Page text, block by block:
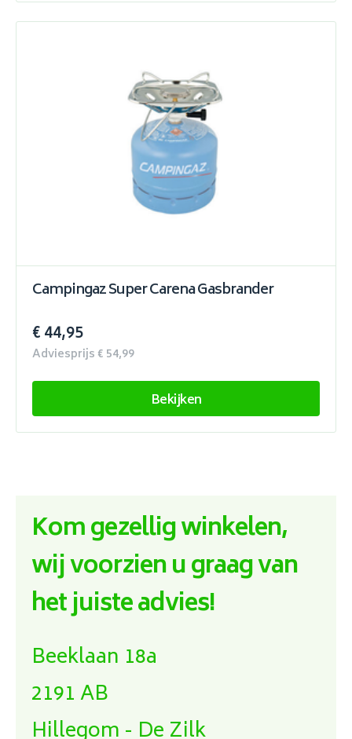
Campingaz Super Carena Gasbrander
€ 44,95
Adviesprijs € 54,99
Bekijken
Kom gezellig winkelen,
wij voorzien u graag van
het juiste advies!
Beeklaan 18a
2191 AB
Hillegom - De Zilk